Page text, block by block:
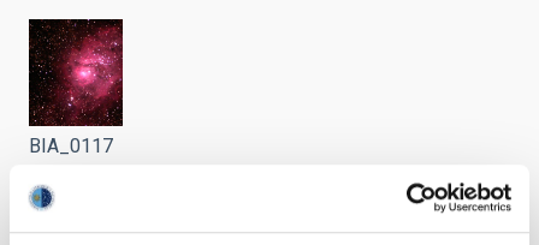
BIA_0117